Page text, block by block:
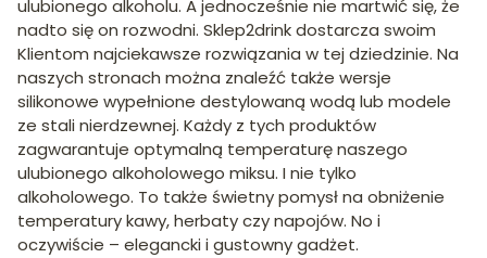
ulubionego alkoholu. A jednocześnie nie martwić się, że
nadto się on rozwodni. Sklep2drink dostarcza swoim
Klientom najciekawsze rozwiązania w tej dziedzinie. Na
naszych stronach można znaleźć także wersje
silikonowe wypełnione destylowaną wodą lub modele
ze stali nierdzewnej. Każdy z tych produktów
zagwarantuje optymalną temperaturę naszego
ulubionego alkoholowego miksu. I nie tylko
alkoholowego. To także świetny pomysł na obniżenie
temperatury kawy, herbaty czy napojów. No i
oczywiście – elegancki i gustowny gadżet.